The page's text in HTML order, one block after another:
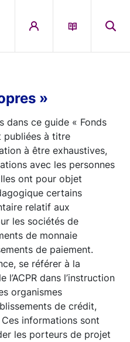
»
dans ce guide « Fonds
publiées à titre
à être exhaustives,
avec les personnes
ont pour objet
certains
relatif aux
les sociétés de
de monnaie
de paiement.
se référer à la
l’ACPR dans l’instruction
organismes
de crédit,
Ces informations sont
les porteurs de projet